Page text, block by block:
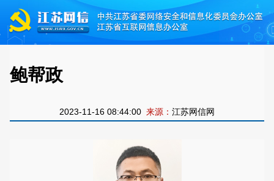
鲍帮政
2023-11-16 08:44:00 来源： 江苏网信网